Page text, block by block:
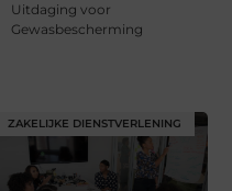
Uitdaging voor
Gewasbescherming
ZAKELIJKE DIENSTVERLENING